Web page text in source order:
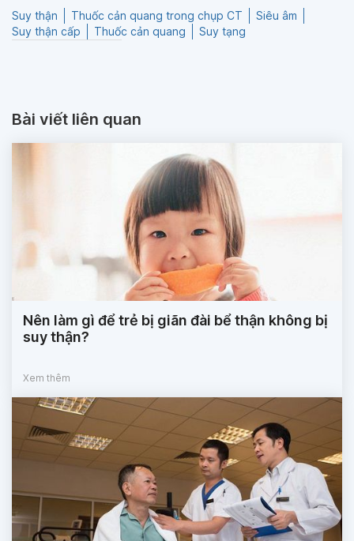
Suy thận Thuốc cản quang trong chụp CT
Siêu âm
Suy thận cấp
Thuốc cản quang Suy tạng
Bài viết liên quan
Nên làm gì để trẻ bị giãn đài bể thận không bị
suy thận?
Xem thêm